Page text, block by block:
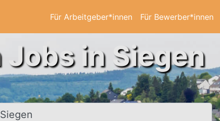
Für Arbeitgeber*innen Für Bewerber*innen
in Siegen
Stadt